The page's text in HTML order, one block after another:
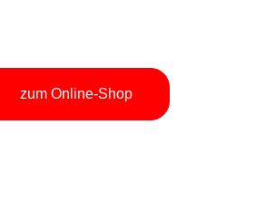
zum Online-Shop